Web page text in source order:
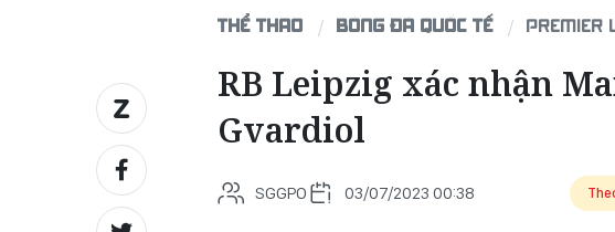
THỂ THAO BÓNG ĐÁ QUỐC TẾ PREMIER
RB Leipzig xác nhận
Gvardiol
SGGPO 03/07/2023 00:38